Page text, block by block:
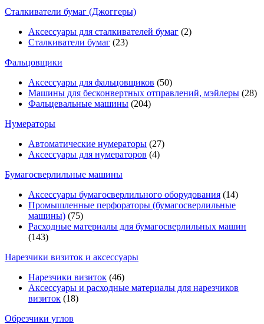
Сталкиватели бумаг (Джоггеры)
Аксессуары для сталкивателей бумаг (2)
Сталкиватели бумаг (23)
Фальцовщики
Аксессуары для фальцовщиков (50)
Машины для бесконвертных отправлений, мэйлеры (28)
Фальцевальные машины (204)
Нумераторы
Автоматические нумераторы (27)
Аксессуары для нумераторов (4)
Бумагосверлильные машины
Аксессуары бумагосверлильного оборудования (14)
Промышленные перфораторы (бумагосверлильные
машины) (75)
Расходные материалы для бумагосверлильных машин
(143)
Нарезчики визиток и аксессуары
Нарезчики визиток (46)
Аксессуары и расходные материалы для нарезчиков
визиток (18)
Обрезчики углов